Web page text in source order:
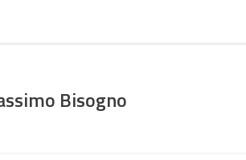
Bisogno